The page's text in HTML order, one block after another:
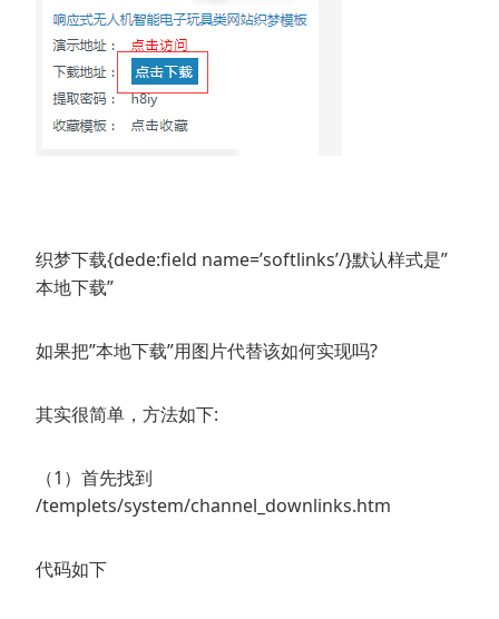
织梦下载{dede:field name=’softlinks’/}默认样式是”
本地下载”
如果把”本地下载”用图片代替该如何实现吗?
其实很简单，方法如下:
（1）首先找到
/templets/system/channel_downlinks.htm
代码如下